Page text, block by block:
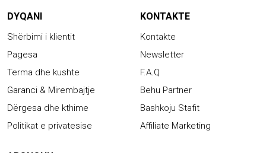
DYQANI
Shërbimi i klientit
Pagesa
Terma dhe kushte
Garanci & Mirembajtje
Dërgesa dhe kthime
Politikat e privatesise
KONTAKTE
Kontakte
Newsletter
F.A.Q
Behu Partner
Bashkoju Stafit
Affiliate Marketing